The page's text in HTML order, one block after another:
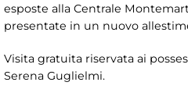
esposte alla Centrale
presentate in un nuovo
Visita gratuita riservata ai
Serena Guglielmi.